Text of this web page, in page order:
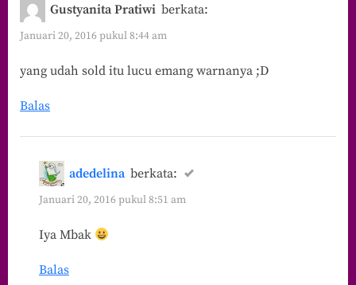
Kehidupan”
Gustyanita Pratiwi berkata:
Januari 20, 2016 pukul 8:44 am
yang udah sold itu lucu emang warnanya ;D
Balas
adedelina berkata:
Januari 20, 2016 pukul 8:51 am
Iya Mbak
Balas